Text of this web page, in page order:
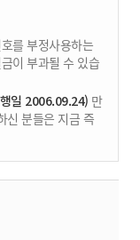
를 부정사용하는
이 부과될 수 있습
일 2006.09.24) 만
신 분들은 지금 즉